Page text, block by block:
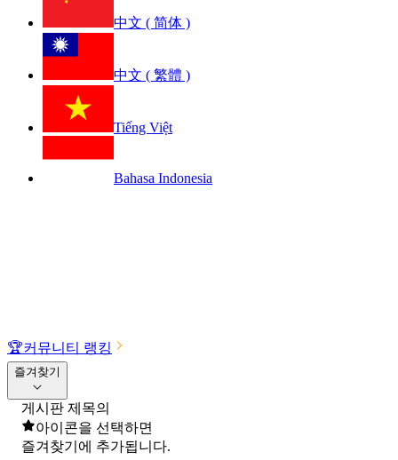
中文 ( 简体 )
中文 ( 繁體 )
Tiếng Việt
Bahasa Indonesia
🏆커뮤니티 랭킹
즐겨찾기
게시판 제목의
아이콘을 선택하면
즐겨찾기에 추가됩니다.